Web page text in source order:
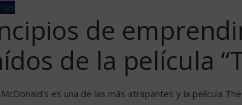
de
de la película
es una de las más atrapantes y la película